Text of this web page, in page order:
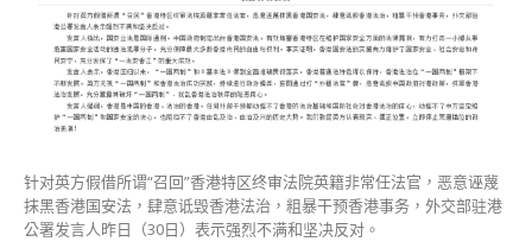
打
“法
官
牌”
搞
操
弄
纯
针对英方假借所谓“召回”香港特区终审法院英籍非常任法官，恶意诬蔑
抹黑香港国安法，肆意诋毁香港法治，粗暴干预香港事务，外交部驻港
公署发言人昨日（30日）表示强烈不满和坚决反对。